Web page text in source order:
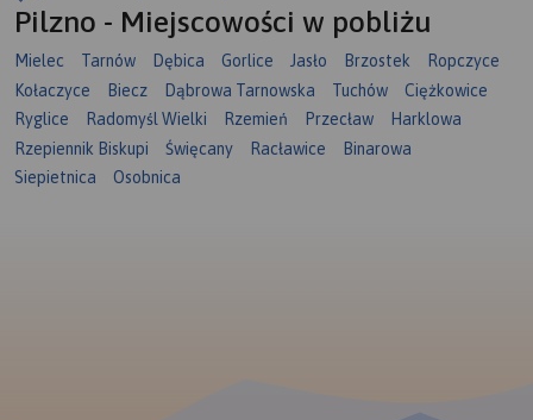
Pilzno - Miejscowości w pobliżu
Mielec Tarnów Dębica Gorlice Jasło Brzostek
Ropczyce
Kołaczyce
Biecz Dąbrowa Tarnowska Tuchów
Ciężkowice
Ryglice
Radomyśl Wielki Rzemień Przecław
Harklowa
Rzepiennik Biskupi
Święcany Racławice
Binarowa
Siepietnica
Osobnica